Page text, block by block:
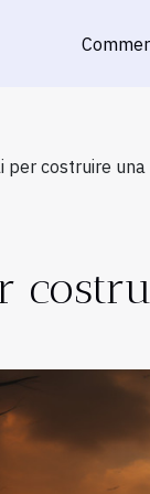
per costruire